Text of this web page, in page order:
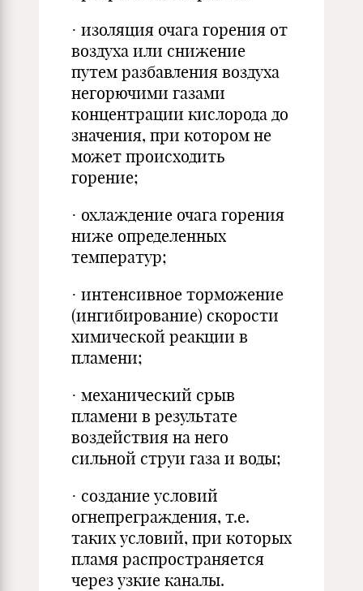
· изоляция очага горения от
воздуха или снижение
путем разбавления воздуха
негорючими газами
концентрации кислорода до
значения, при котором не
может происходить
горение;
· охлаждение очага горения
ниже определенных
температур;
· интенсивное торможение
(ингибирование) скорости
химической реакции в
пламени;
· механический срыв
пламени в результате
воздействия на него
сильной струи газа и воды;
· создание условий
огнепреграждения, т.е.
таких условий, при которых
пламя распространяется
через узкие каналы.